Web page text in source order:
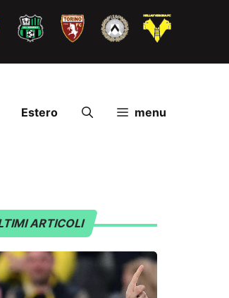
Estero menu
ARTICOLI